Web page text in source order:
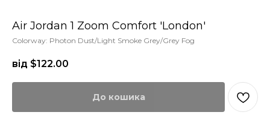
Air Jordan 1 Zoom Comfort 'London'
Colorway: Photon Dust/Light Smoke Grey/Grey Fog
від $122.00
До кошика